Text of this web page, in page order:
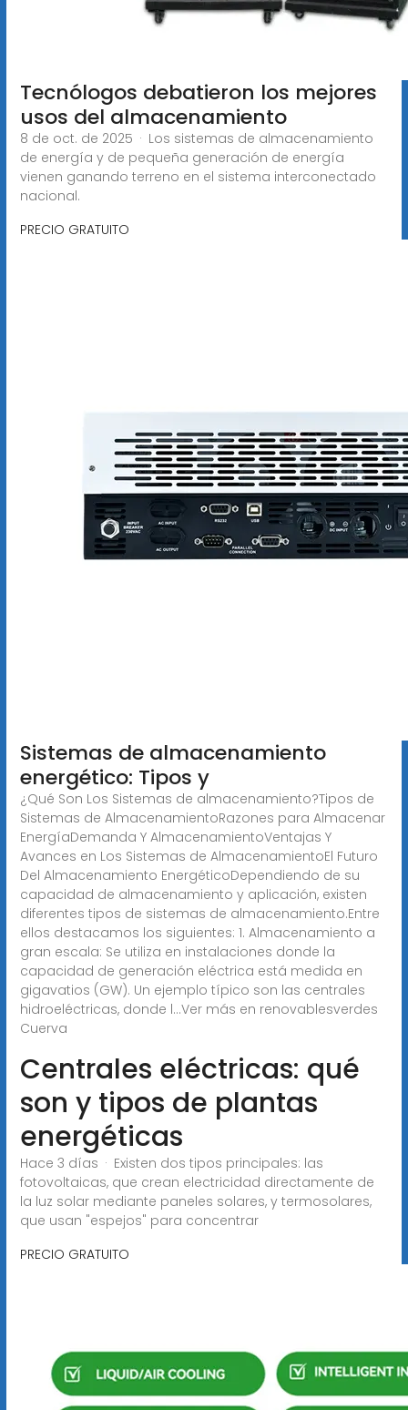
Tecnólogos debatieron los mejores
usos del almacenamiento
8 de oct. de 2025 · Los sistemas de almacenamiento
de energía y de pequeña generación de energía
vienen ganando terreno en el sistema interconectado
nacional.
PRECIO GRATUITO
Sistemas de almacenamiento
energético: Tipos y
¿Qué Son Los Sistemas de almacenamiento?Tipos de
Sistemas de AlmacenamientoRazones para Almacenar
EnergíaDemanda Y AlmacenamientoVentajas Y
Avances en Los Sistemas de AlmacenamientoEl Futuro
Del Almacenamiento EnergéticoDependiendo de su
capacidad de almacenamiento y aplicación, existen
diferentes tipos de sistemas de almacenamiento.Entre
ellos destacamos los siguientes: 1. Almacenamiento a
gran escala: Se utiliza en instalaciones donde la
capacidad de generación eléctrica está medida en
gigavatios (GW). Un ejemplo típico son las centrales
hidroeléctricas, donde l...Ver más en renovablesverdes
Cuerva
Centrales eléctricas: qué
son y tipos de plantas
energéticas
Hace 3 días · Existen dos tipos principales: las
fotovoltaicas, que crean electricidad directamente de
la luz solar mediante paneles solares, y termosolares,
que usan "espejos" para concentrar
PRECIO GRATUITO